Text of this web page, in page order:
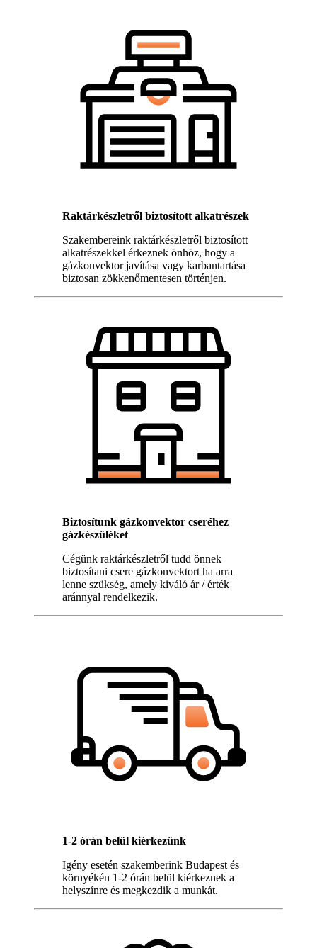
Raktárkészletről biztosított alkatrészek
Szakembereink raktárkészletről biztosított
alkatrészekkel érkeznek önhöz, hogy a
gázkonvektor javítása vagy karbantartása
biztosan zökkenőmentesen történjen.
Biztosítunk gázkonvektor cseréhez
gázkészüléket
Cégünk raktárkészletről tudd önnek
biztosítani csere gázkonvektort ha arra
lenne szükség, amely kiváló ár / érték
aránnyal rendelkezik.
1-2 órán belül kiérkezünk
Igény esetén szakemberink Budapest és
környékén 1-2 órán belül kiérkeznek a
helyszínre és megkezdik a munkát.